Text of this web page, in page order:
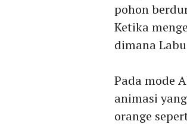
pohon
Ketika
dimana
Pada mode
animasi
orange